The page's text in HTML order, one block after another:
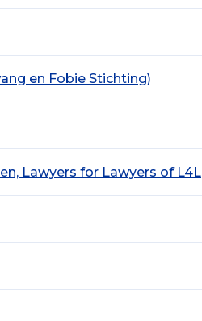
en Fobie Stichting)
Lawyers for Lawyers of L4L